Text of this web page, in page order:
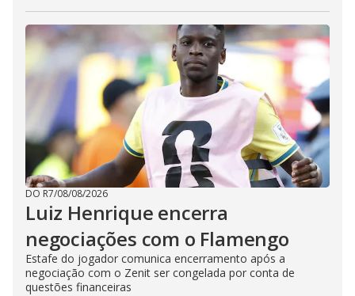
DO R7/08/08/2026
Luiz Henrique encerra
negociações com o Flamengo
Estafe do jogador comunica encerramento após a
negociação com o Zenit ser congelada por conta de
questões financeiras